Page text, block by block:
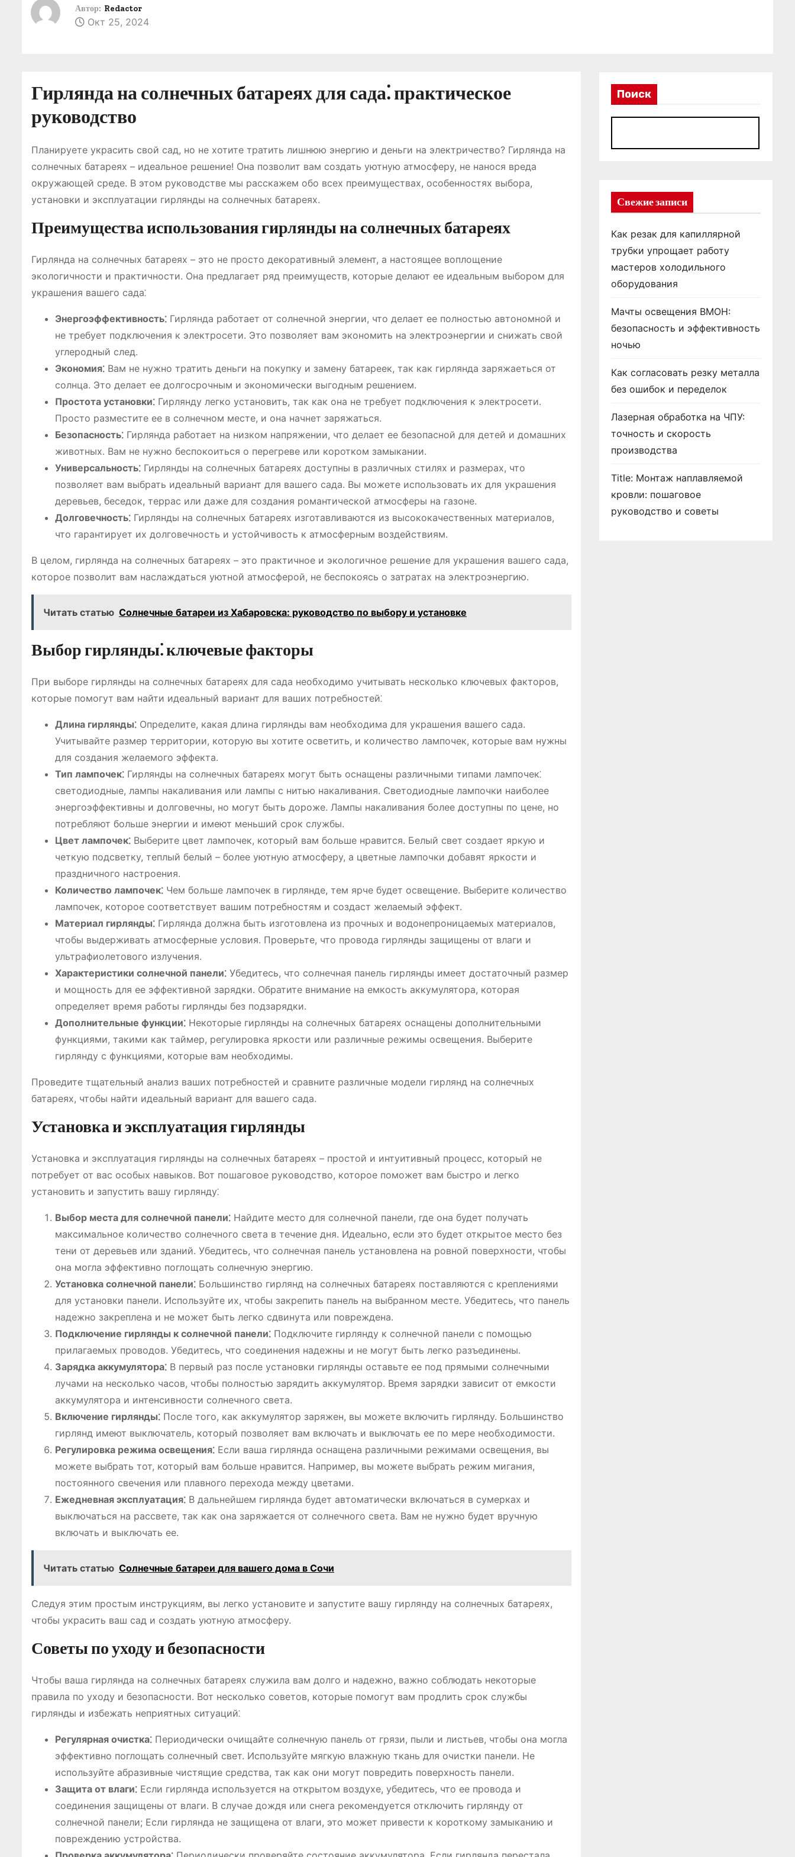
Автор: Redactor
Окт 25, 2024
Гирлянда на солнечных батареях для сада⁚ практическое
руководство
Планируете украсить свой сад, но не хотите тратить лишнюю энергию и деньги на электричество? Гирлянда на
солнечных батареях – идеальное решение! Она позволит вам создать уютную атмосферу, не нанося вреда
окружающей среде. В этом руководстве мы расскажем обо всех преимуществах, особенностях выбора,
установки и эксплуатации гирлянды на солнечных батареях.
Преимущества использования гирлянды на солнечных батареях
Гирлянда на солнечных батареях – это не просто декоративный элемент, а настоящее воплощение
экологичности и практичности. Она предлагает ряд преимуществ, которые делают ее идеальным выбором для
украшения вашего сада⁚
Энергоэффективность⁚ Гирлянда работает от солнечной энергии, что делает ее полностью автономной и
не требует подключения к электросети. Это позволяет вам экономить на электроэнергии и снижать свой
углеродный след.
Экономия⁚ Вам не нужно тратить деньги на покупку и замену батареек, так как гирлянда заряжаеться от
солнца. Это делает ее долгосрочным и экономически выгодным решением.
Простота установки⁚ Гирлянду легко установить, так как она не требует подключения к электросети.
Просто разместите ее в солнечном месте, и она начнет заряжаться.
Безопасность⁚ Гирлянда работает на низком напряжении, что делает ее безопасной для детей и домашних
животных. Вам не нужно беспокоиться о перегреве или коротком замыкании.
Универсальность⁚ Гирлянды на солнечных батареях доступны в различных стилях и размерах, что
позволяет вам выбрать идеальный вариант для вашего сада. Вы можете использовать их для украшения
деревьев, беседок, террас или даже для создания романтической атмосферы на газоне.
Долговечность⁚ Гирлянды на солнечных батареях изготавливаются из высококачественных материалов,
что гарантирует их долговечность и устойчивость к атмосферным воздействиям.
В целом, гирлянда на солнечных батареях – это практичное и экологичное решение для украшения вашего сада,
которое позволит вам наслаждаться уютной атмосферой, не беспокоясь о затратах на электроэнергию.
Читать статью Солнечные батареи из Хабаровска: руководство по выбору и установке
Выбор гирлянды⁚ ключевые факторы
При выборе гирлянды на солнечных батареях для сада необходимо учитывать несколько ключевых факторов,
которые помогут вам найти идеальный вариант для ваших потребностей⁚
Длина гирлянды⁚ Определите, какая длина гирлянды вам необходима для украшения вашего сада.
Учитывайте размер территории, которую вы хотите осветить, и количество лампочек, которые вам нужны
для создания желаемого эффекта.
Тип лампочек⁚ Гирлянды на солнечных батареях могут быть оснащены различными типами лампочек⁚
светодиодные, лампы накаливания или лампы с нитью накаливания. Светодиодные лампочки наиболее
энергоэффективны и долговечны, но могут быть дороже. Лампы накаливания более доступны по цене, но
потребляют больше энергии и имеют меньший срок службы.
Цвет лампочек⁚ Выберите цвет лампочек, который вам больше нравится. Белый свет создает яркую и
четкую подсветку, теплый белый – более уютную атмосферу, а цветные лампочки добавят яркости и
праздничного настроения.
Количество лампочек⁚ Чем больше лампочек в гирлянде, тем ярче будет освещение. Выберите количество
лампочек, которое соответствует вашим потребностям и создаст желаемый эффект.
Материал гирлянды⁚ Гирлянда должна быть изготовлена из прочных и водонепроницаемых материалов,
чтобы выдерживать атмосферные условия. Проверьте, что провода гирлянды защищены от влаги и
ультрафиолетового излучения.
Характеристики солнечной панели⁚ Убедитесь, что солнечная панель гирлянды имеет достаточный размер
и мощность для ее эффективной зарядки. Обратите внимание на емкость аккумулятора, которая
определяет время работы гирлянды без подзарядки.
Дополнительные функции⁚ Некоторые гирлянды на солнечных батареях оснащены дополнительными
функциями, такими как таймер, регулировка яркости или различные режимы освещения. Выберите
гирлянду с функциями, которые вам необходимы.
Проведите тщательный анализ ваших потребностей и сравните различные модели гирлянд на солнечных
батареях, чтобы найти идеальный вариант для вашего сада.
Установка и эксплуатация гирлянды
Установка и эксплуатация гирлянды на солнечных батареях – простой и интуитивный процесс, который не
потребует от вас особых навыков. Вот пошаговое руководство, которое поможет вам быстро и легко
установить и запустить вашу гирлянду⁚
Выбор места для солнечной панели⁚ Найдите место для солнечной панели, где она будет получать
максимальное количество солнечного света в течение дня. Идеально, если это будет открытое место без
тени от деревьев или зданий. Убедитесь, что солнечная панель установлена на ровной поверхности, чтобы
она могла эффективно поглощать солнечную энергию.
Установка солнечной панели⁚ Большинство гирлянд на солнечных батареях поставляются с креплениями
для установки панели. Используйте их, чтобы закрепить панель на выбранном месте. Убедитесь, что панель
надежно закреплена и не может быть легко сдвинута или повреждена.
Подключение гирлянды к солнечной панели⁚ Подключите гирлянду к солнечной панели с помощью
прилагаемых проводов. Убедитесь, что соединения надежны и не могут быть легко разъединены.
Зарядка аккумулятора⁚ В первый раз после установки гирлянды оставьте ее под прямыми солнечными
лучами на несколько часов, чтобы полностью зарядить аккумулятор. Время зарядки зависит от емкости
аккумулятора и интенсивности солнечного света.
Включение гирлянды⁚ После того, как аккумулятор заряжен, вы можете включить гирлянду. Большинство
гирлянд имеют выключатель, который позволяет вам включать и выключать ее по мере необходимости.
Регулировка режима освещения⁚ Если ваша гирлянда оснащена различными режимами освещения, вы
можете выбрать тот, который вам больше нравится. Например, вы можете выбрать режим мигания,
постоянного свечения или плавного перехода между цветами.
Ежедневная эксплуатация⁚ В дальнейшем гирлянда будет автоматически включаться в сумерках и
выключаться на рассвете, так как она заряжается от солнечного света. Вам не нужно будет вручную
включать и выключать ее.
Читать статью Солнечные батареи для вашего дома в Сочи
Следуя этим простым инструкциям, вы легко установите и запустите вашу гирлянду на солнечных батареях,
чтобы украсить ваш сад и создать уютную атмосферу.
Советы по уходу и безопасности
Чтобы ваша гирлянда на солнечных батареях служила вам долго и надежно, важно соблюдать некоторые
правила по уходу и безопасности. Вот несколько советов, которые помогут вам продлить срок службы
гирлянды и избежать неприятных ситуаций⁚
Регулярная очистка⁚ Периодически очищайте солнечную панель от грязи, пыли и листьев, чтобы она могла
эффективно поглощать солнечный свет. Используйте мягкую влажную ткань для очистки панели. Не
используйте абразивные чистящие средства, так как они могут повредить поверхность панели.
Защита от влаги⁚ Если гирлянда используется на открытом воздухе, убедитесь, что ее провода и
соединения защищены от влаги. В случае дождя или снега рекомендуется отключить гирлянду от
солнечной панели; Если гирлянда не защищена от влаги, это может привести к короткому замыканию и
повреждению устройства.
Поиск
Свежие записи
Как резак для капиллярной
трубки упрощает работу
мастеров холодильного
оборудования
Мачты освещения ВМОН:
безопасность и эффективность
ночью
Как согласовать резку металла
без ошибок и переделок
Лазерная обработка на ЧПУ:
точность и скорость
производства
Title: Монтаж наплавляемой
кровли: пошаговое
руководство и советы